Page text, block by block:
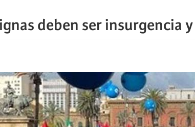
deben ser insurgencia